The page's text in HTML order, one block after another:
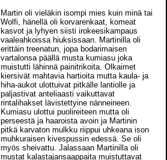
Martin oli vieläkin isompi mies kuin minä tai
Wolfi, hänellä oli korvarenkaat, komeat
kasvot ja lyhyen siisti irokeesikampaus
vaaleahkoissa hiuksissaan. Martinilla oli
erittäin treenatun, jopa bodarimaisen
vartalonsa päällä musta kumiasu joka
muistutti lähinnä painitrikoita. Olkaimet
kiersivät mahtavia hartioita mutta kaula- ja
hiha-aukot ulottuivat pitkälle lantiolle ja
paljastivat anteliaasti vaikuttavat
rintalihakset lävistettyine nänneineen.
Kumiasu ulottui puolireiteen mutta oli
perseestä ja haaroista avoin ja Martinin
pitkä karvaton mulkku riippui uhkeana ison
muhkuraisen kivespussin edessä. Se oli
myös sheivattu. Jalassaan Martinilla oli
mustat kalastajansaappaita muistuttavat